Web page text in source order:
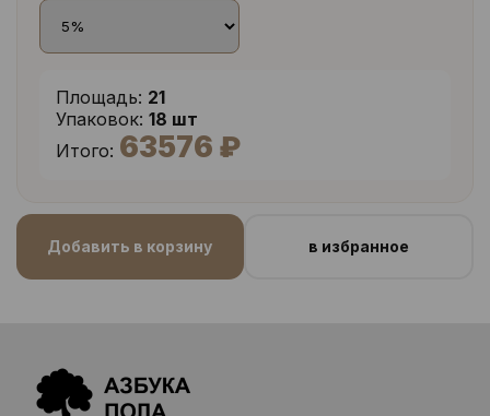
Площадь: 21
Упаковок: 18 шт
Итого: 63576 ₽
Добавить в корзину в избранное